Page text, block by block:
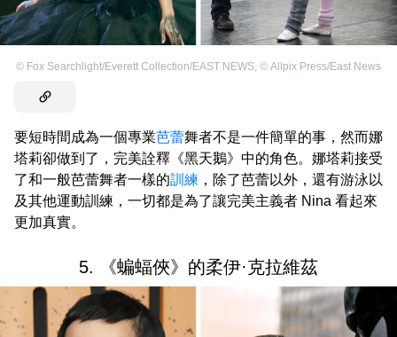
© Fox Searchlight/Everett Collection/EAST NEWS © Allpix Press/East News
要短時間成為一個專業芭蕾舞者不是一件簡單的事，然而娜
塔莉卻做到了，完美詮釋《黑天鵝》中的角色。娜塔莉接受
了和一般芭蕾舞者一樣的訓練 ，除了芭蕾以外，還有游泳以
及其他運動訓練，一切都是為了讓完美主義者 Nina 看起來
更加真實。
5. 《蝙蝠俠》的柔伊·克拉維茲